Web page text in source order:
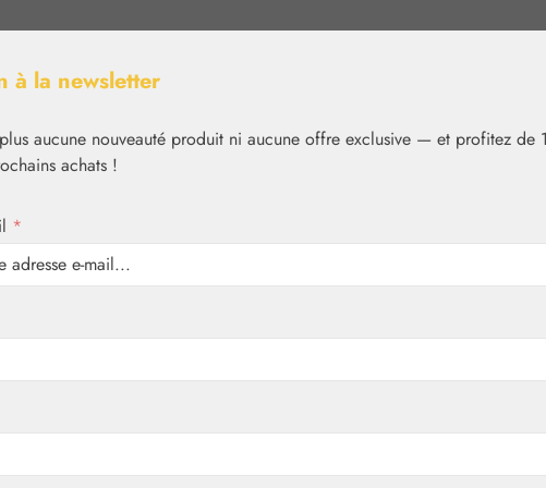
Nutrition
à la newsletter
aucune nouveauté produit ni aucune offre exclusive — et profitez de
achats !
*